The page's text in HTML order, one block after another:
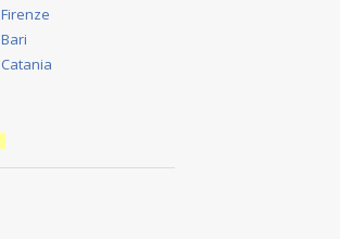
Firenze
Bari
Catania